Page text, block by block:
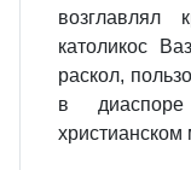
возглавлял
католикос
раскол,
в
христианском